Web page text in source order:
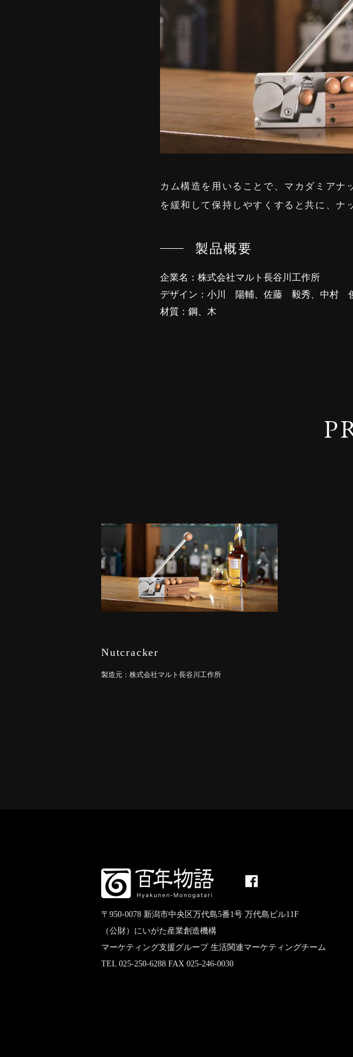
カム構造を用いることで、マカダミアナ
を緩和して保持しやすくすると共に、ナ
製品概要
企業名：株式会社マルト長谷川工作所
デザイン：小川 陽輔、佐藤 毅秀、中村
材質：鋼、木
Nutcracker
製造元： 株式会社マルト長谷川工作所
〒950-0078 新潟市中央区万代島5番1号 万代島ビル11F
（公財）にいがた産業創造機構
マーケティング支援グループ 生活関連マーケティングチーム
TEL 025-250-6288 FAX 025-246-0030